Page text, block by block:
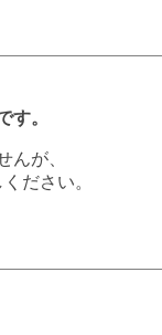
す。
んが、
ださい。